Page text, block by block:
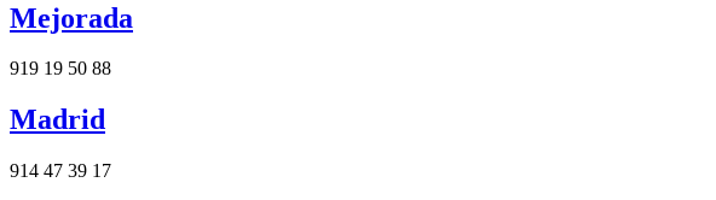
Mejorada
919 19 50 88
Madrid
914 47 39 17